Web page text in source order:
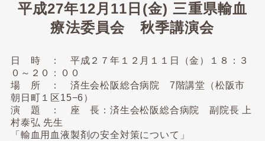
平成27年12月11日(金) 三重県輸血
療法委員会 秋季講演会
日 時 ： 平成２７年１２月１１日（金）１８：３
０～２０：００
場 所 ： 済生会松阪総合病院 7階講堂（松阪市
朝日町１区15−6）
演 題 ： 座 長：済生会松阪総合病院 副院長 上
村泰弘 先生
「輸血用血液製剤の安全対策について」